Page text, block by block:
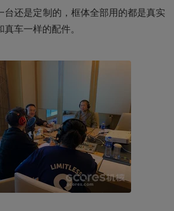
台还是定制的，框体全部用的都是真实
车一样的配件。